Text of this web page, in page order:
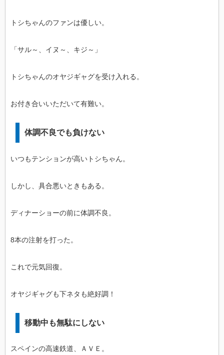
トシちゃんのファンは優しい。
「サル～、イヌ～、キジ～」
トシちゃんのオヤジギャグを受け入れる。
お付き合いいただいて有難い。
体調不良でも負けない
いつもテンションが高いトシちゃん。
しかし、具合悪いときもある。
ディナーショーの前に体調不良。
8本の注射を打った。
これで元気回復。
オヤジギャグも下ネタも絶好調！
移動中も無駄にしない
スペインの高速鉄道、ＡＶＥ。